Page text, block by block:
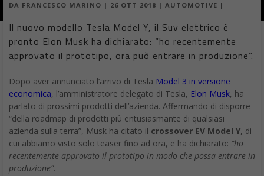
DA FRANCESCO MARINO | 26 OTT 2018 | AUTOMOTIVE |
Il nuovo modello Tesla Model Y, il Suv elettrico è
pronto Elon Musk ha dichiarato: “ho recentemente
approvato il prototipo, ora può entrare in produzione”.
Dopo aver annunciato l’arrivo di Tesla Model 3 in versione
economica, l’amministratore delegato di Tesla, Elon Musk, ha
parlato di prossimi prodotti dell’azienda. Affermando di disporre
“della roadmap di prodotti più entusiasmante di qualsiasi
azienda sulla terra”, Musk ha citato il crossover EV Model Y, di
cui abbiamo visto solo teaser fino ad ora, e ha dichiarato: “ho
recentemente approvato il prototipo in modo che possa entrare in
produzione”.